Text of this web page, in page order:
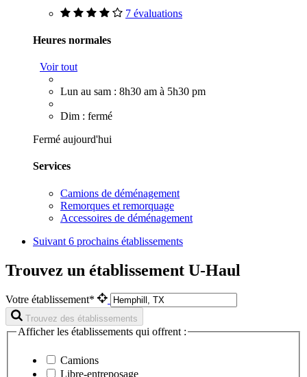
7 évaluations
Heures normales
Voir tout
Lun au sam : 8h30 am à 5h30 pm
Dim : fermé
Fermé aujourd'hui
Services
Camions de déménagement
Remorques et remorquage
Accessoires de déménagement
Suivant 6 prochains établissements
Trouvez un établissement U-Haul
Votre établissement*
Trouvez des établissements
Afficher les établissements qui offrent :
Camions
Libre-entreposage